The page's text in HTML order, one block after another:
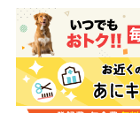
小動物・鳥
会員登録
あにまるキャン